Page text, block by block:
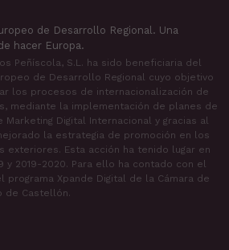
de Desarrollo Regional. Una
hacer Europa.
Peñíscola, S.L. ha sido beneficiaria del
de Desarrollo Regional cuyo objetivo
los procesos de internacionalización de
mediante la implementación de planes de
Marketing Digital Internacional y gracias al
la estrategia de promoción en los
exteriores. Esta acción ha tenido lugar en
y 2019-2020. Para ello ha contado con el
programa Xpande Digital de la Cámara de
de Castellón.